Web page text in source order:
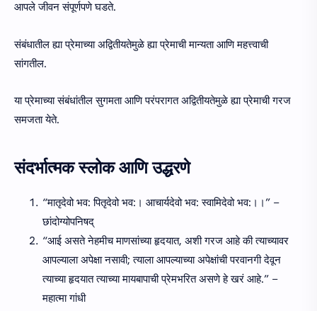
आपले जीवन संपूर्णपणे घडते.
संबंधातील ह्या प्रेमाच्या अद्वितीयतेमुळे ह्या प्रेमाची मान्यता आणि महत्त्वाची
सांगतील.
या प्रेमाच्या संबंधांतील सुगमता आणि परंपरागत अद्वितीयतेमुळे ह्या प्रेमाची गरज
समजता येते.
संदर्भात्मक स्लोक आणि उद्धरणे
“मातृदेवो भव: पितृदेवो भव:। आचार्यदेवो भव: स्वामिदेवो भव:।।” –
छांदोग्योपनिषद्
“आई असते नेहमीच माणसांच्या हृदयात, अशी गरज आहे की त्याच्यावर
आपल्याला अपेक्षा नसावी; त्याला आपल्याच्या अपेक्षांची परवानगी देवून
त्याच्या हृदयात त्याच्या मायबापाची प्रेमभरित असणे हे खरं आहे.” –
महात्मा गांधी